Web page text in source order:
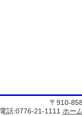
〒910-
電話:0776-21-1111 ホー